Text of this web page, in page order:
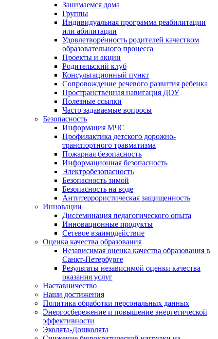
Занимаемся дома
Группы
Индивидуальная программа реабилитации
или абилитации
Удовлетворённость родителей качеством
образовательного процесса
Проекты и акции
Родительский клуб
Консультационный пункт
Сопровождение речевого развития ребенка
Пространственная навигация ДОУ
Полезные ссылки
Часто задаваемые вопросы
Безопасность
Информация МЧС
Профилактика детского дорожно-
транспортного травматизма
Пожарная безопасность
Информационная безопасность
Электробезопасность
Безопасность зимой
Безопасность на воде
Антитеррористическая защищенность
Инновации
Диссеминация педагогического опыта
Инновационные продукты
Сетевое взаимодействие
Оценка качества образования
Независимая оценка качества образования в
Санкт-Петербурге
Результаты независимой оценки качества
оказания услуг
Наставничество
Наши достижения
Политика обработки персональных данных
Энергосбережение и повышение энергетической
эффективности
Эколята-Дошколята